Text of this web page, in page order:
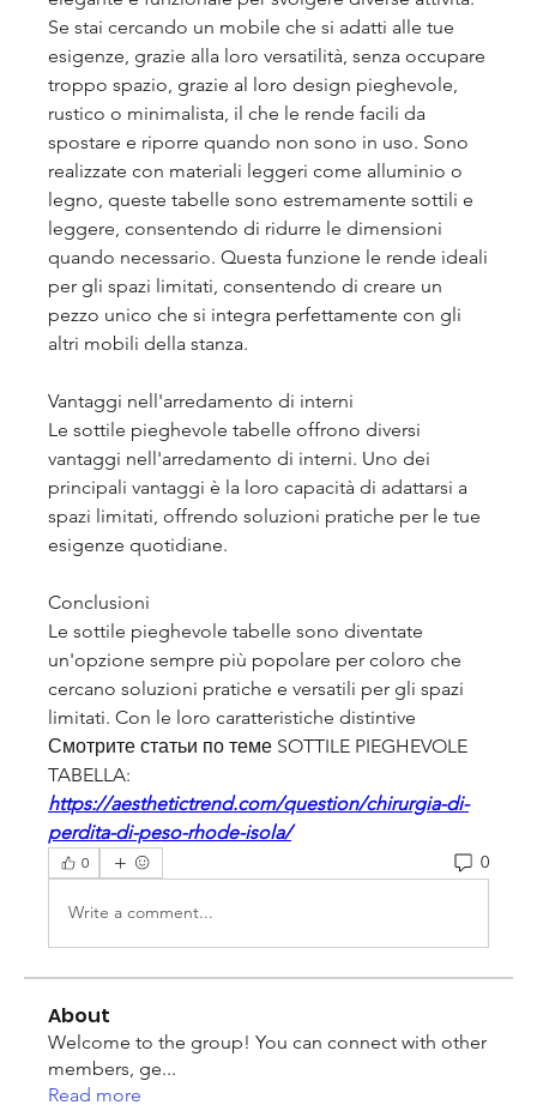
Se stai cercando un mobile che si adatti alle tue
esigenze, grazie alla loro versatilità, senza occupare
troppo spazio, grazie al loro design pieghevole,
rustico o minimalista, il che le rende facili da
spostare e riporre quando non sono in uso. Sono
realizzate con materiali leggeri come alluminio o
legno, queste tabelle sono estremamente sottili e
leggere, consentendo di ridurre le dimensioni
quando necessario. Questa funzione le rende ideali
per gli spazi limitati, consentendo di creare un
pezzo unico che si integra perfettamente con gli
altri mobili della stanza.
Vantaggi nell'arredamento di interni
Le sottile pieghevole tabelle offrono diversi
vantaggi nell'arredamento di interni. Uno dei
principali vantaggi è la loro capacità di adattarsi a
spazi limitati, offrendo soluzioni pratiche per le tue
esigenze quotidiane.
Conclusioni
Le sottile pieghevole tabelle sono diventate
un'opzione sempre più popolare per coloro che
cercano soluzioni pratiche e versatili per gli spazi
limitati. Con le loro caratteristiche distintive
Смотрите статьи по теме SOTTILE PIEGHEVOLE
TABELLA:
https://aesthetictrend.com/question/chirurgia-di-
perdita-di-peso-rhode-isola/
0 0
Write a comment...
About
Welcome to the group! You can connect with other
members, ge...
Read more